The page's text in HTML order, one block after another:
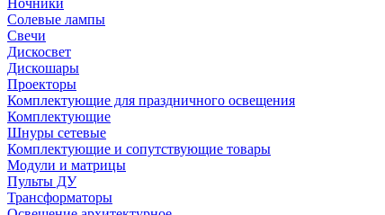
Ночники
Солевые лампы
Свечи
Дискосвет
Дискошары
Проекторы
Комплектующие для праздничного освещения
Комплектующие
Шнуры сетевые
Комплектующие и сопутствующие товары
Модули и матрицы
Пульты ДУ
Трансформаторы